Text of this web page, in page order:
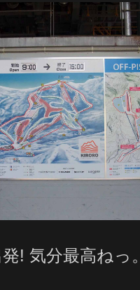
! 気分最高ねっ。